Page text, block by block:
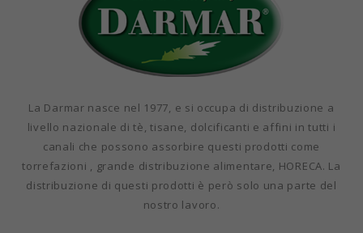
La Darmar nasce nel 1977, e si occupa di distribuzione a
livello nazionale di tè, tisane, dolcificanti e affini in tutti i
canali che possono assorbire questi prodotti come
torrefazioni , grande distribuzione alimentare, HORECA. La
distribuzione di questi prodotti è però solo una parte del
nostro lavoro.